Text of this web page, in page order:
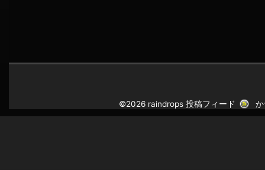
©2026 raindrops投稿フィード